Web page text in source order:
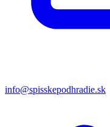
info@spisskepodhradie.sk